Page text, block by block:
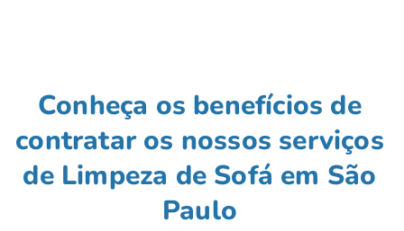
Conheça os benefícios de
contratar os nossos serviços
de Limpeza de Sofá em São
Paulo